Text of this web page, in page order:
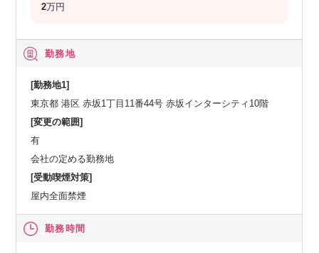
2万円
勤務地
[勤務地1]
東京都 港区 赤坂1丁目11番44号 赤坂インターシティ10階
[変更の範囲]
有
会社の定める勤務地
[受動喫煙対策]
屋内全面禁煙
勤務時間